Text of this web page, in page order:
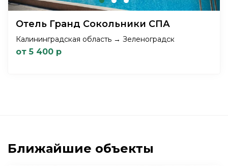
Отель Гранд Сокольники СПА
Калининградская область → Зеленоградск
от 5 400 р
Ближайшие объекты